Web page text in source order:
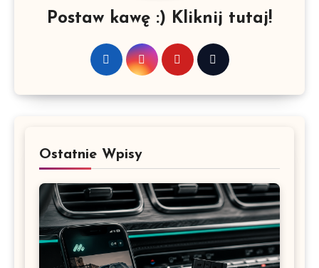
Postaw kawę :) Kliknij tutaj!
Ostatnie Wpisy